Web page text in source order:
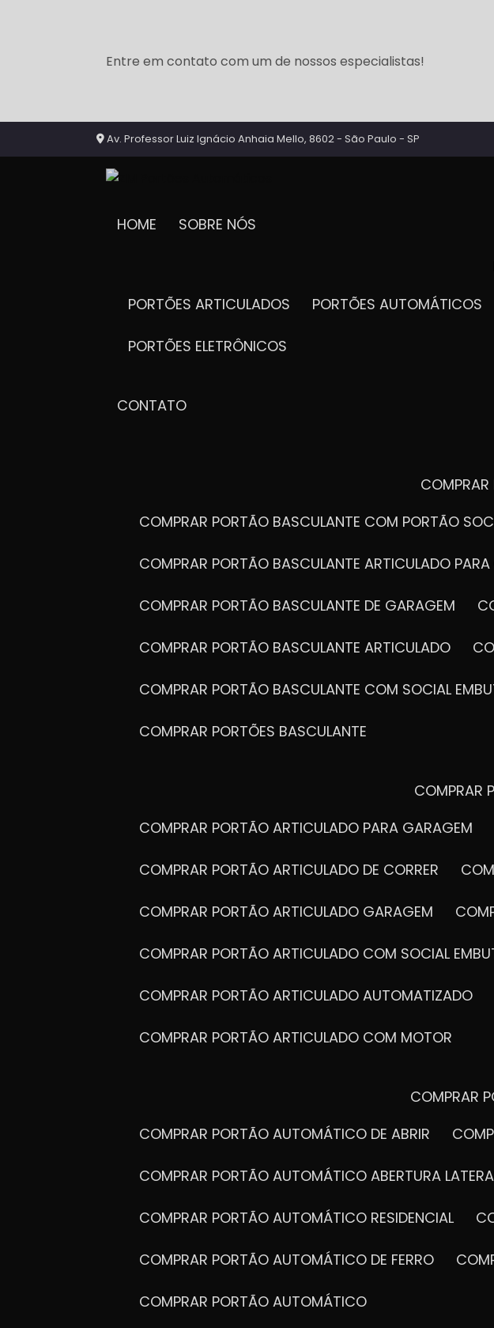
Entre em contato com um de nossos especialistas!
Av. Professor Luiz Ignácio Anhaia Mello, 8602 - São Paulo - SP
HOME SOBRE NÓS
PORTÕES ARTICULADOS
PORTÕES AUTOMÁTICOS
PORTÕES ELETRÔNICOS
CONTATO
COMPRAR PORTÃO BASCULANTE COM PORTÃO
COMPRAR PORTÃO BASCULANTE ARTICULADO
COMPRAR PORTÃO BASCULANTE DE GARAGEM
COMPRAR PORTÃO BASCULANTE ARTICULADO
COMPRAR PORTÃO BASCULANTE COM SOCIAL
COMPRAR PORTÕES BASCULANTE
COMPRAR PORTÃO ARTICULADO PARA GARAGEM
COMPRAR PORTÃO ARTICULADO DE CORRER
COMPRAR PORTÃO ARTICULADO GARAGEM
COMPRAR PORTÃO ARTICULADO COM SOCIAL
COMPRAR PORTÃO ARTICULADO AUTOMATIZADO
COMPRAR PORTÃO ARTICULADO COM MOTOR
COMPRAR
COMPRAR PORTÃO AUTOMÁTICO DE ABRIR
COMPRAR PORTÃO AUTOMÁTICO ABERTURA
COMPRAR PORTÃO AUTOMÁTICO RESIDENCIAL
COMPRAR PORTÃO AUTOMÁTICO DE FERRO
COMPRAR PORTÃO AUTOMÁTICO